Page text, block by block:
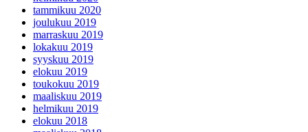
tammikuu 2020
joulukuu 2019
marraskuu 2019
lokakuu 2019
syyskuu 2019
elokuu 2019
toukokuu 2019
maaliskuu 2019
helmikuu 2019
elokuu 2018